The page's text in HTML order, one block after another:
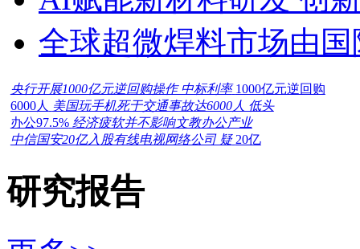
全球超微焊料市场由
央行开展1000亿元逆回购操作 中标利率 1000亿元逆回购
6000人 美国玩手机死于交通事故达6000人 低头
办公97.5% 经济疲软并不影响文教办公产业
中信国安20亿入股有线电视网络公司 疑 20亿
研究报告